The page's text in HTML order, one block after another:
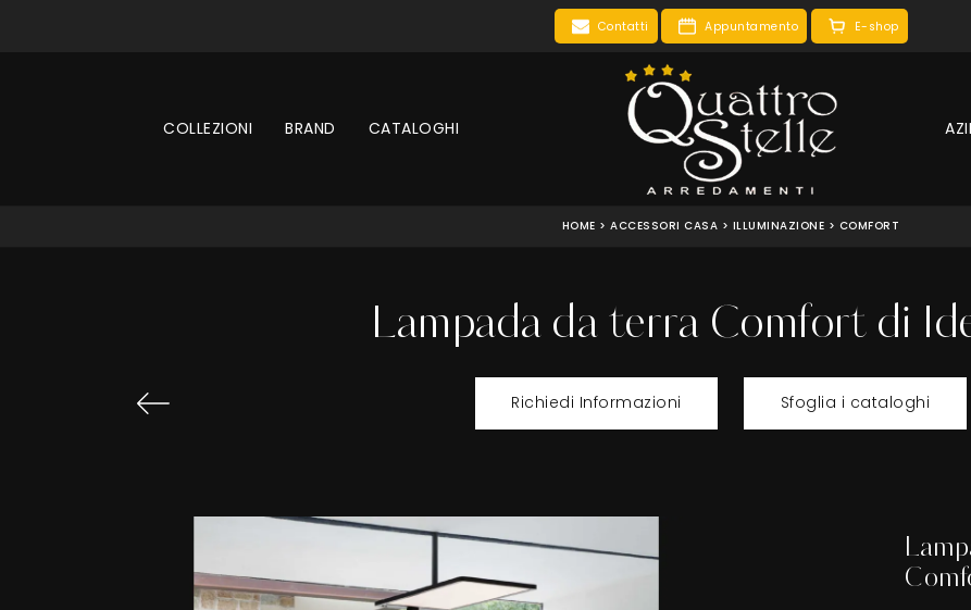
Contatti Appuntamento E-shop
COLLEZIONI BRAND CATALOGHI
HOME >ACCESSORI CASA > ILLUMINAZIONE > COMFORT
Lampada da terra Comfort di
Richiedi Informazioni Sfoglia i cataloghi